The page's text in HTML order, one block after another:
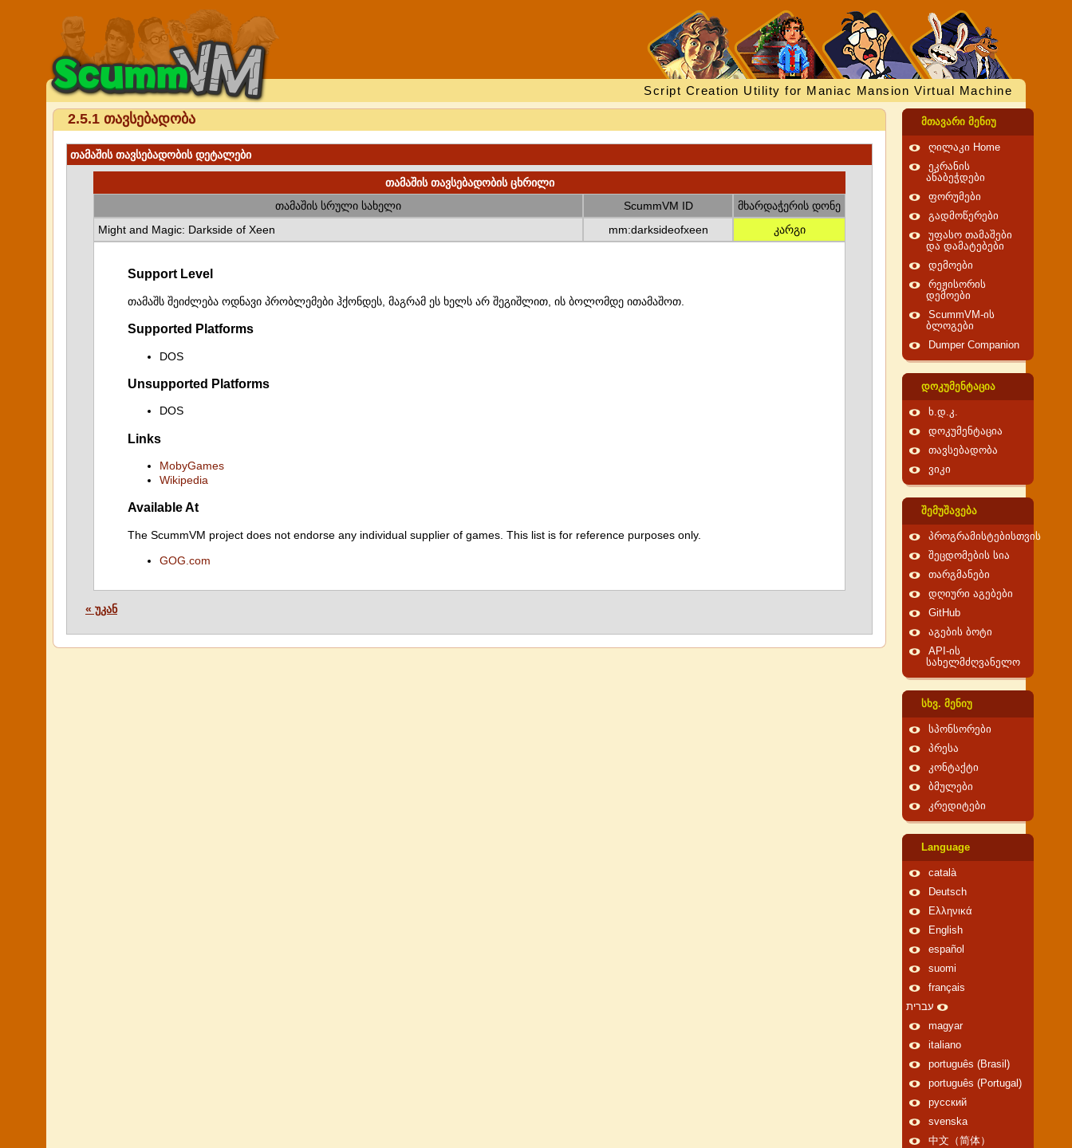
Script Creation Utility for Maniac Mansion Virtual Machine
2.5.1 თავსებადობა
თამაშის თავსებადობის დეტალები
თამაშის თავსებადობის ცხრილი
თამაშის სრული სახელი
ScummVM ID
მხარდაჭერის დონე
Might and Magic: Darkside of Xeen
mm:darksideofxeen კარგი
Support Level
თამაშს შეიძლება ოდნავი პრობლემები ჰქონდეს, მაგრამ ეს ხელს არ შეგიშლით, ის ბოლომდე ითამაშოთ.
Supported Platforms
DOS
Unsupported Platforms
DOS
Links
MobyGames
Wikipedia
Available At
The ScummVM project does not endorse any individual supplier of games. This list is for reference purposes only.
GOG.com
« უკან
მთავარი მენიუ
ღილაკი Home
ეკრანის
ანაბეჭდები
ფორუმები
გადმოწერები
უფასო თამაშები
და დამატებები
დემოები
რეჟისორის
დემოები
ScummVM-ის
ბლოგები
Dumper Companion
დოკუმენტაცია
ხ.დ.კ.
დოკუმენტაცია
თავსებადობა
ვიკი
შემუშავება
პროგრამისტებისთვის
შეცდომების სია
თარგმანები
დღიური აგებები
GitHub
აგების ბოტი
API-ის
სახელმძღვანელო
სხვ. მენიუ
სპონსორები
პრესა
კონტაქტი
ბმულები
კრედიტები
Language
català
Deutsch
Ελληνικά
English
español
suomi
français
עברית
magyar
italiano
português (Brasil)
português (Portugal)
русский
svenska
中文（简体）